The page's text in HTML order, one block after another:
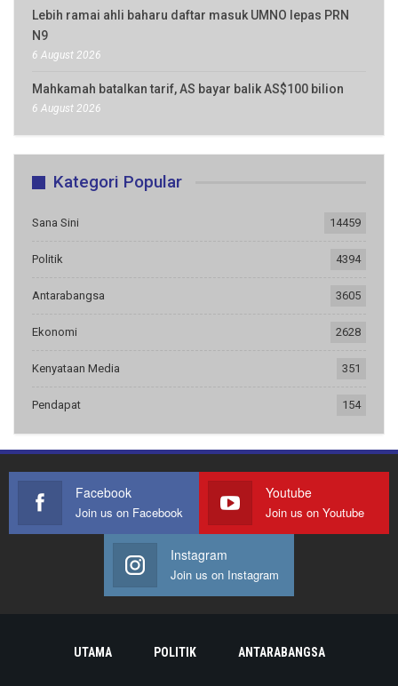
Lebih ramai ahli baharu daftar masuk UMNO lepas PRN
N9
6 August 2026
Mahkamah batalkan tarif, AS bayar balik AS$100 bilion
6 August 2026
Kategori Popular
Sana Sini 14459
Politik 4394
Antarabangsa 3605
Ekonomi 2628
Kenyataan Media 351
Pendapat 154
Facebook
Join us on Facebook
Youtube
Join us on Youtube
Instagram
Join us on Instagram
UTAMA POLITIK ANTARABANGSA